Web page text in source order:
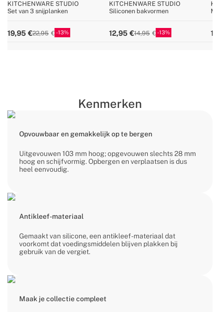
KITCHENWARE STUDIO
Set van 3 snijplanken
19,95 22,95 13
KITCHENWARE STUDIO
Siliconen bakvormen
12,95 14,95 13
Kenmerken
Opvouwbaar en gemakkelijk op te bergen
Uitgevouwen 103 mm hoog; opgevouwen slechts 28 mm
hoog en schijfvormig. Opbergen en verplaatsen is dus
heel eenvoudig.
Antikleef-materiaal
Gemaakt van silicone, een antikleef-materiaal dat
voorkomt dat voedingsmiddelen blijven plakken bij
gebruik van de vergiet.
Maak je collectie compleet